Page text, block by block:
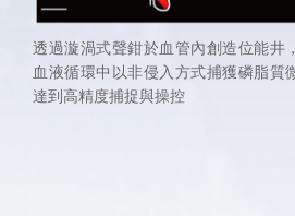
透過漩渦式聲鉗於血管內創造位能井
血液循環中以非侵入方式捕獲磷脂質
達到高精度捕捉與操控